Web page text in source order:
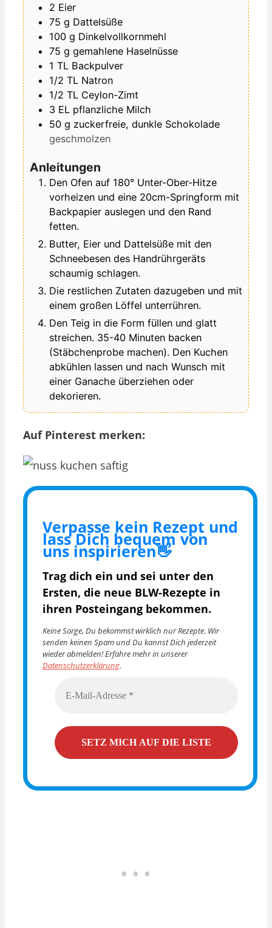
2 Eier
75 g Dattelsüße
100 g Dinkelvollkornmehl
75 g gemahlene Haselnüsse
1 TL Backpulver
1/2 TL Natron
1/2 TL Ceylon-Zimt
3 EL pflanzliche Milch
50 g zuckerfreie, dunkle Schokolade
geschmolzen
Anleitungen
Den Ofen auf 180° Unter-Ober-Hitze
vorheizen und eine 20cm-Springform mit
Backpapier auslegen und den Rand
fetten.
Butter, Eier und Dattelsüße mit den
Schneebesen des Handrührgeräts
schaumig schlagen.
Die restlichen Zutaten dazugeben und mit
einem großen Löffel unterrühren.
Den Teig in die Form füllen und glatt
streichen. 35-40 Minuten backen
(Stäbchenprobe machen). Den Kuchen
abkühlen lassen und nach Wunsch mit
einer Ganache überziehen oder
dekorieren.
Auf Pinterest merken:
Verpasse kein Rezept und
lass Dich bequem von
uns inspirieren👋
Trag dich ein und sei unter den
Ersten, die neue BLW-Rezepte in
ihren Posteingang bekommen.
Keine Sorge, Du bekommst wirklich nur Rezepte. Wir
senden keinen Spam und Du kannst Dich jederzeit
wieder abmelden! Erfahre mehr in unserer
Datenschutzerklärung.